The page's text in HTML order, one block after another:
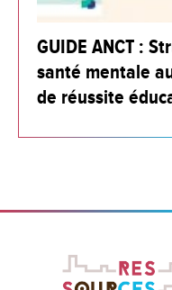
GUIDE ANCT :
santé mentale
de réussite